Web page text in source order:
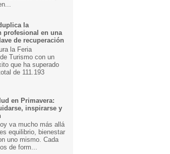
la
profesional en una
de recuperación
la Feria
Turismo con un
que ha superado
de 111.193
en Primavera:
inspirarse y
va mucho más allá
equilibrio, bienestar
uno mismo. Cada
de form...